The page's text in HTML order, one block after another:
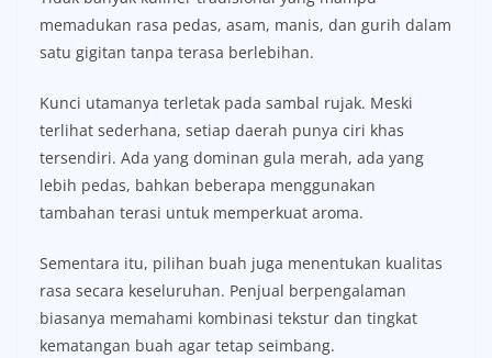
memadukan rasa pedas, asam, manis, dan gurih dalam
satu gigitan tanpa terasa berlebihan.
Kunci utamanya terletak pada sambal rujak. Meski
terlihat sederhana, setiap daerah punya ciri khas
tersendiri. Ada yang dominan gula merah, ada yang
lebih pedas, bahkan beberapa menggunakan
tambahan terasi untuk memperkuat aroma.
Sementara itu, pilihan buah juga menentukan kualitas
rasa secara keseluruhan. Penjual berpengalaman
biasanya memahami kombinasi tekstur dan tingkat
kematangan buah agar tetap seimbang.